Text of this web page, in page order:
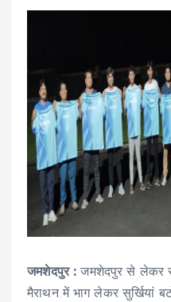
जमशेदपुर : जमशेदपुर से लेकर
मैराथन में भाग लेकर सुर्खियां